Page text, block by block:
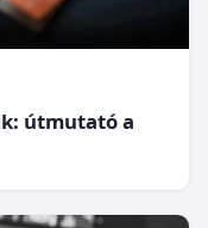
útmutató a